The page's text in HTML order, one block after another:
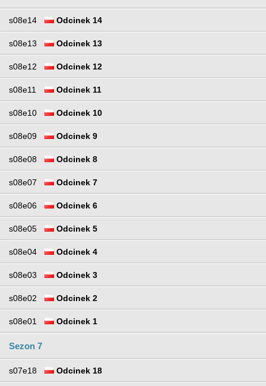
s08e14 Odcinek 14
s08e13 Odcinek 13
s08e12 Odcinek 12
s08e11 Odcinek 11
s08e10 Odcinek 10
s08e09 Odcinek 9
s08e08 Odcinek 8
s08e07 Odcinek 7
s08e06 Odcinek 6
s08e05 Odcinek 5
s08e04 Odcinek 4
s08e03 Odcinek 3
s08e02 Odcinek 2
s08e01 Odcinek 1
Sezon 7
s07e18 Odcinek 18